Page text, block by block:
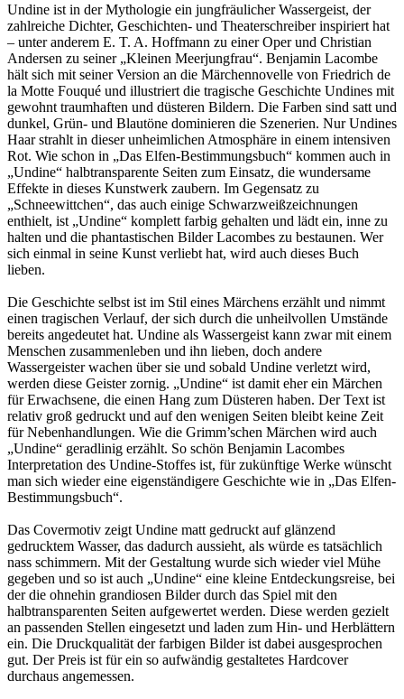
Undine ist in der Mythologie ein jungfräulicher Wassergeist, der
zahlreiche Dichter, Geschichten- und Theaterschreiber inspiriert hat
– unter anderem E. T. A. Hoffmann zu einer Oper und Christian
Andersen zu seiner „Kleinen Meerjungfrau“. Benjamin Lacombe
hält sich mit seiner Version an die Märchennovelle von Friedrich de
la Motte Fouqué und illustriert die tragische Geschichte Undines mit
gewohnt traumhaften und düsteren Bildern. Die Farben sind satt und
dunkel, Grün- und Blautöne dominieren die Szenerien. Nur Undines
Haar strahlt in dieser unheimlichen Atmosphäre in einem intensiven
Rot. Wie schon in „Das Elfen-Bestimmungsbuch“ kommen auch in
„Undine“ halbtransparente Seiten zum Einsatz, die wundersame
Effekte in dieses Kunstwerk zaubern. Im Gegensatz zu
„Schneewittchen“, das auch einige Schwarzweißzeichnungen
enthielt, ist „Undine“ komplett farbig gehalten und lädt ein, inne zu
halten und die phantastischen Bilder Lacombes zu bestaunen. Wer
sich einmal in seine Kunst verliebt hat, wird auch dieses Buch
lieben.
Die Geschichte selbst ist im Stil eines Märchens erzählt und nimmt
einen tragischen Verlauf, der sich durch die unheilvollen Umstände
bereits angedeutet hat. Undine als Wassergeist kann zwar mit einem
Menschen zusammenleben und ihn lieben, doch andere
Wassergeister wachen über sie und sobald Undine verletzt wird,
werden diese Geister zornig. „Undine“ ist damit eher ein Märchen
für Erwachsene, die einen Hang zum Düsteren haben. Der Text ist
relativ groß gedruckt und auf den wenigen Seiten bleibt keine Zeit
für Nebenhandlungen. Wie die Grimm’schen Märchen wird auch
„Undine“ geradlinig erzählt. So schön Benjamin Lacombes
Interpretation des Undine-Stoffes ist, für zukünftige Werke wünscht
man sich wieder eine eigenständigere Geschichte wie in „Das Elfen-
Bestimmungsbuch“.
Das Covermotiv zeigt Undine matt gedruckt auf glänzend
gedrucktem Wasser, das dadurch aussieht, als würde es tatsächlich
nass schimmern. Mit der Gestaltung wurde sich wieder viel Mühe
gegeben und so ist auch „Undine“ eine kleine Entdeckungsreise, bei
der die ohnehin grandiosen Bilder durch das Spiel mit den
halbtransparenten Seiten aufgewertet werden. Diese werden gezielt
an passenden Stellen eingesetzt und laden zum Hin- und Herblättern
ein. Die Druckqualität der farbigen Bilder ist dabei ausgesprochen
gut. Der Preis ist für ein so aufwändig gestaltetes Hardcover
durchaus angemessen.